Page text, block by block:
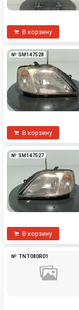
В корзину
№ SM147528
В корзину
№ SM147527
В корзину
№ TNT080R01